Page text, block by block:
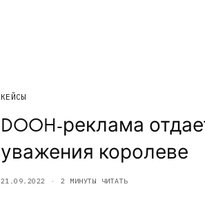
КЕЙСЫ
DOOH-реклама
уважения королеве
21.09.2022 2 МИНУТЫ ЧИТАТЬ